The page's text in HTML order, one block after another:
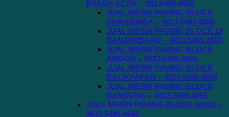
BANDA ACEH – 081.5495.4655
JUAL MESIN PAVING BLOCK
SAMARINDA – 0813.5495.4655
JUAL MESIN PAVING BLOCK DI
BANJARBARU – 0813.5495.4655
JUAL MESIN PAVING BLOCK
AMBON – 0813.5495.4655
JUAL MESIN PAVING BLOCK
BALIKPAPAN – 0813.5495.4655
JUAL MESIN PAVING BLOCK
BANDUNG – 0813.5495.4655
JUAL MESIN PAVING BLOCK BATU –
0813.5495.4655